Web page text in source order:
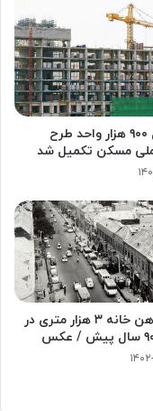
پی‌سازی ۹۰۰ هزار واحد طرح
مسکن تکمیل شد
۲۸
قیمت رهن خانه ۳ هزار متری در
۲۸